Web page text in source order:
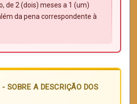
de 2 (dois) meses a 1 (um)
da pena correspondente à
- SOBRE A DESCRIÇÃO DOS